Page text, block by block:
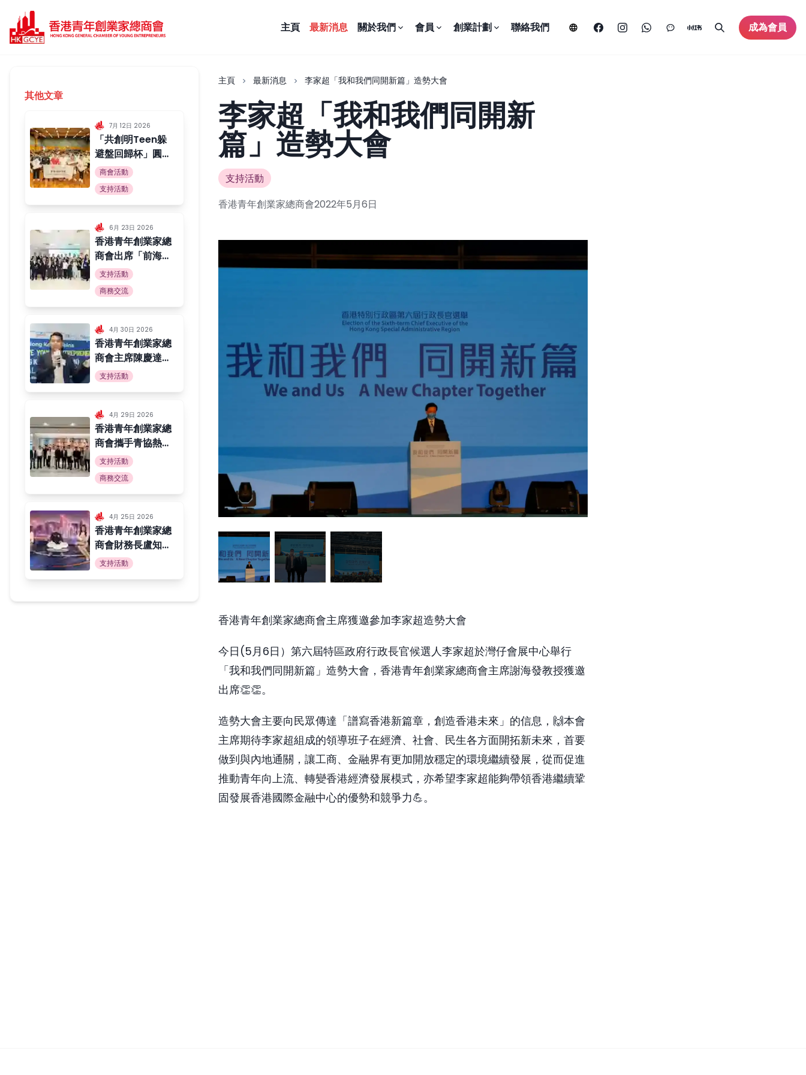
主頁 最新消息 關於我們 會員 創業計劃 聯絡我們 成為會員
其他文章
7月 12日 2026
「共創明Teen躲
避盤回歸杯」圓滿
舉行
商會活動
支持活動
6月 23日 2026
香港青年創業家總
商會出席「前海香
港青年科創啟航計
劃」啟動禮 助力
港青融入國家創科
支持活動
商務交流
4月 30日 2026
香港青年創業家總
商會主席陳慶達先
生 獲邀擔任
「Creative
Entrepreneurs
Final
Competition」
評審
支持活動
4月 29日 2026
香港青年創業家總
商會攜手青協熱情
接待福建團省委及
青年企業家代表團
支持活動
商務交流
4月 25日 2026
香港青年創業家總
商會財務長盧知威
先生受訪 跨界推
動青年創業與體育
支持活動
主頁 最新消息 李家超「我和我們同開新篇」造勢大會
李家超「我和我們同開新
篇」造勢大會
支持活動
香港青年創業家總商會2022年5月6日
香港青年創業家總商會主席獲邀參加李家超造勢大會
今日(5月6日）第六屆特區政府行政長官候選人李家超於灣仔會展中心舉行
「我和我們同開新篇」造勢大會，香港青年創業家總商會主席謝海發教授獲邀
出席👏👏。
造勢大會主要向民眾傳達「譜寫香港新篇章，創造香港未來」的信息，🙌本會
主席期待李家超組成的領導班子在經濟、社會、民生各方面開拓新未來，首要
做到與內地通關，讓工商、金融界有更加開放穩定的環境繼續發展，從而促進
推動青年向上流、轉變香港經濟發展模式，亦希望李家超能夠帶領香港繼續鞏
固發展香港國際金融中心的優勢和競爭力💪。